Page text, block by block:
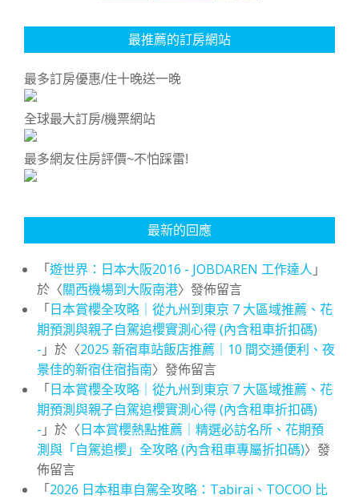
最推薦的訂房網站
最多訂房優惠/住十晚送一晚
全球最大訂房/機票網站
最多網友住房評價~不怕踩雷!
最新的回應
「遊世界：日本大阪2016 - JOBDAREN 工作達人 」
於〈關西機場到大阪南港〉發佈留言
「日本賞櫻全攻略｜從九州到東京 7 大區域推薦、花
期預測與親子自駕追櫻實測心得 (內含租車折扣碼)
- 」於〈2025 新宿車站飯店推薦｜10 間交通便利、夜
景佳的新宿住宿指南〉發佈留言
「日本賞櫻全攻略｜從九州到東京 7 大區域推薦、花
期預測與親子自駕追櫻實測心得 (內含租車折扣碼)
- 」於〈日本賞櫻熱點推薦｜精選必訪名所、花期預
測與「自駕追櫻」全攻略 (內含租車專屬折扣碼)〉發
佈留言
「2026 日本租車自駕全攻略：Tabirai、TOCOO 比